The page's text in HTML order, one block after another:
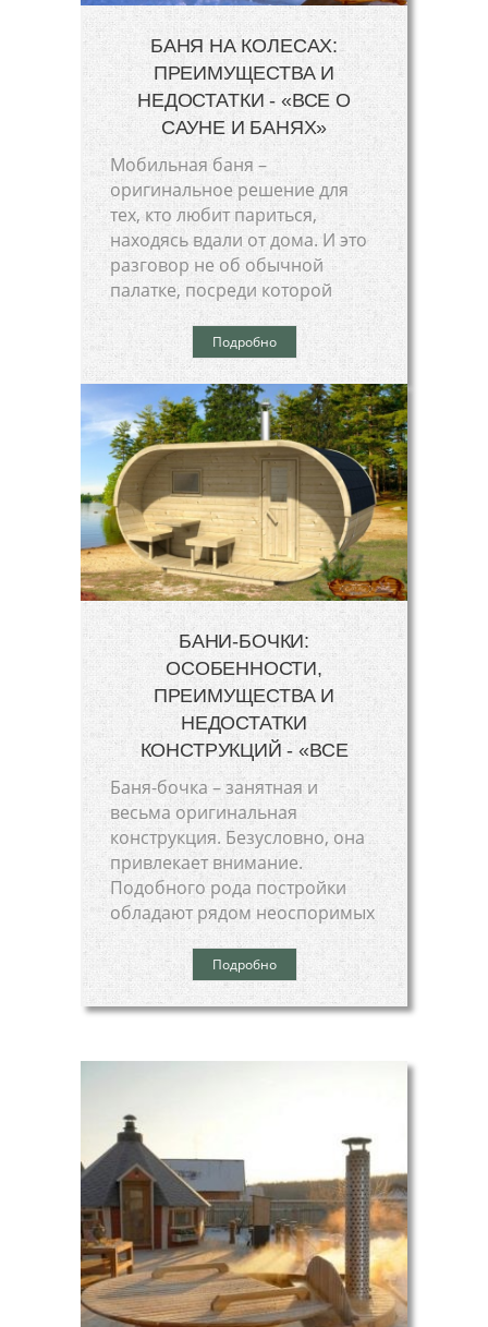
БАНЯ НА КОЛЕСАХ:
ПРЕИМУЩЕСТВА И
НЕДОСТАТКИ - «ВСЕ О
САУНЕ И БАНЯХ»
Мобильная баня –
оригинальное решение для
тех, кто любит париться,
находясь вдали от дома. И это
разговор не об обычной
палатке, посреди которой
Подробно
БАНИ-БОЧКИ:
ОСОБЕННОСТИ,
ПРЕИМУЩЕСТВА И
НЕДОСТАТКИ
КОНСТРУКЦИЙ - «ВСЕ
Баня-бочка – занятная и
весьма оригинальная
конструкция. Безусловно, она
привлекает внимание.
Подобного рода постройки
обладают рядом неоспоримых
Подробно